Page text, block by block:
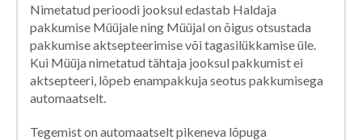
Nimetatud perioodi jooksul edastab Haldaja
pakkumise Müüjale ning Müüjal on õigus otsustada
pakkumise aktsepteerimise või tagasilükkamise üle.
Kui Müüja nimetatud tähtaja jooksul pakkumist ei
aktsepteeri, lõpeb enampakkuja seotus pakkumisega
automaatselt.
Tegemist on automaatselt pikeneva lõpuga